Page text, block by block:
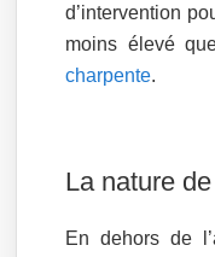
d’intervention
moins élevé
charpente.
La nature
En dehors de